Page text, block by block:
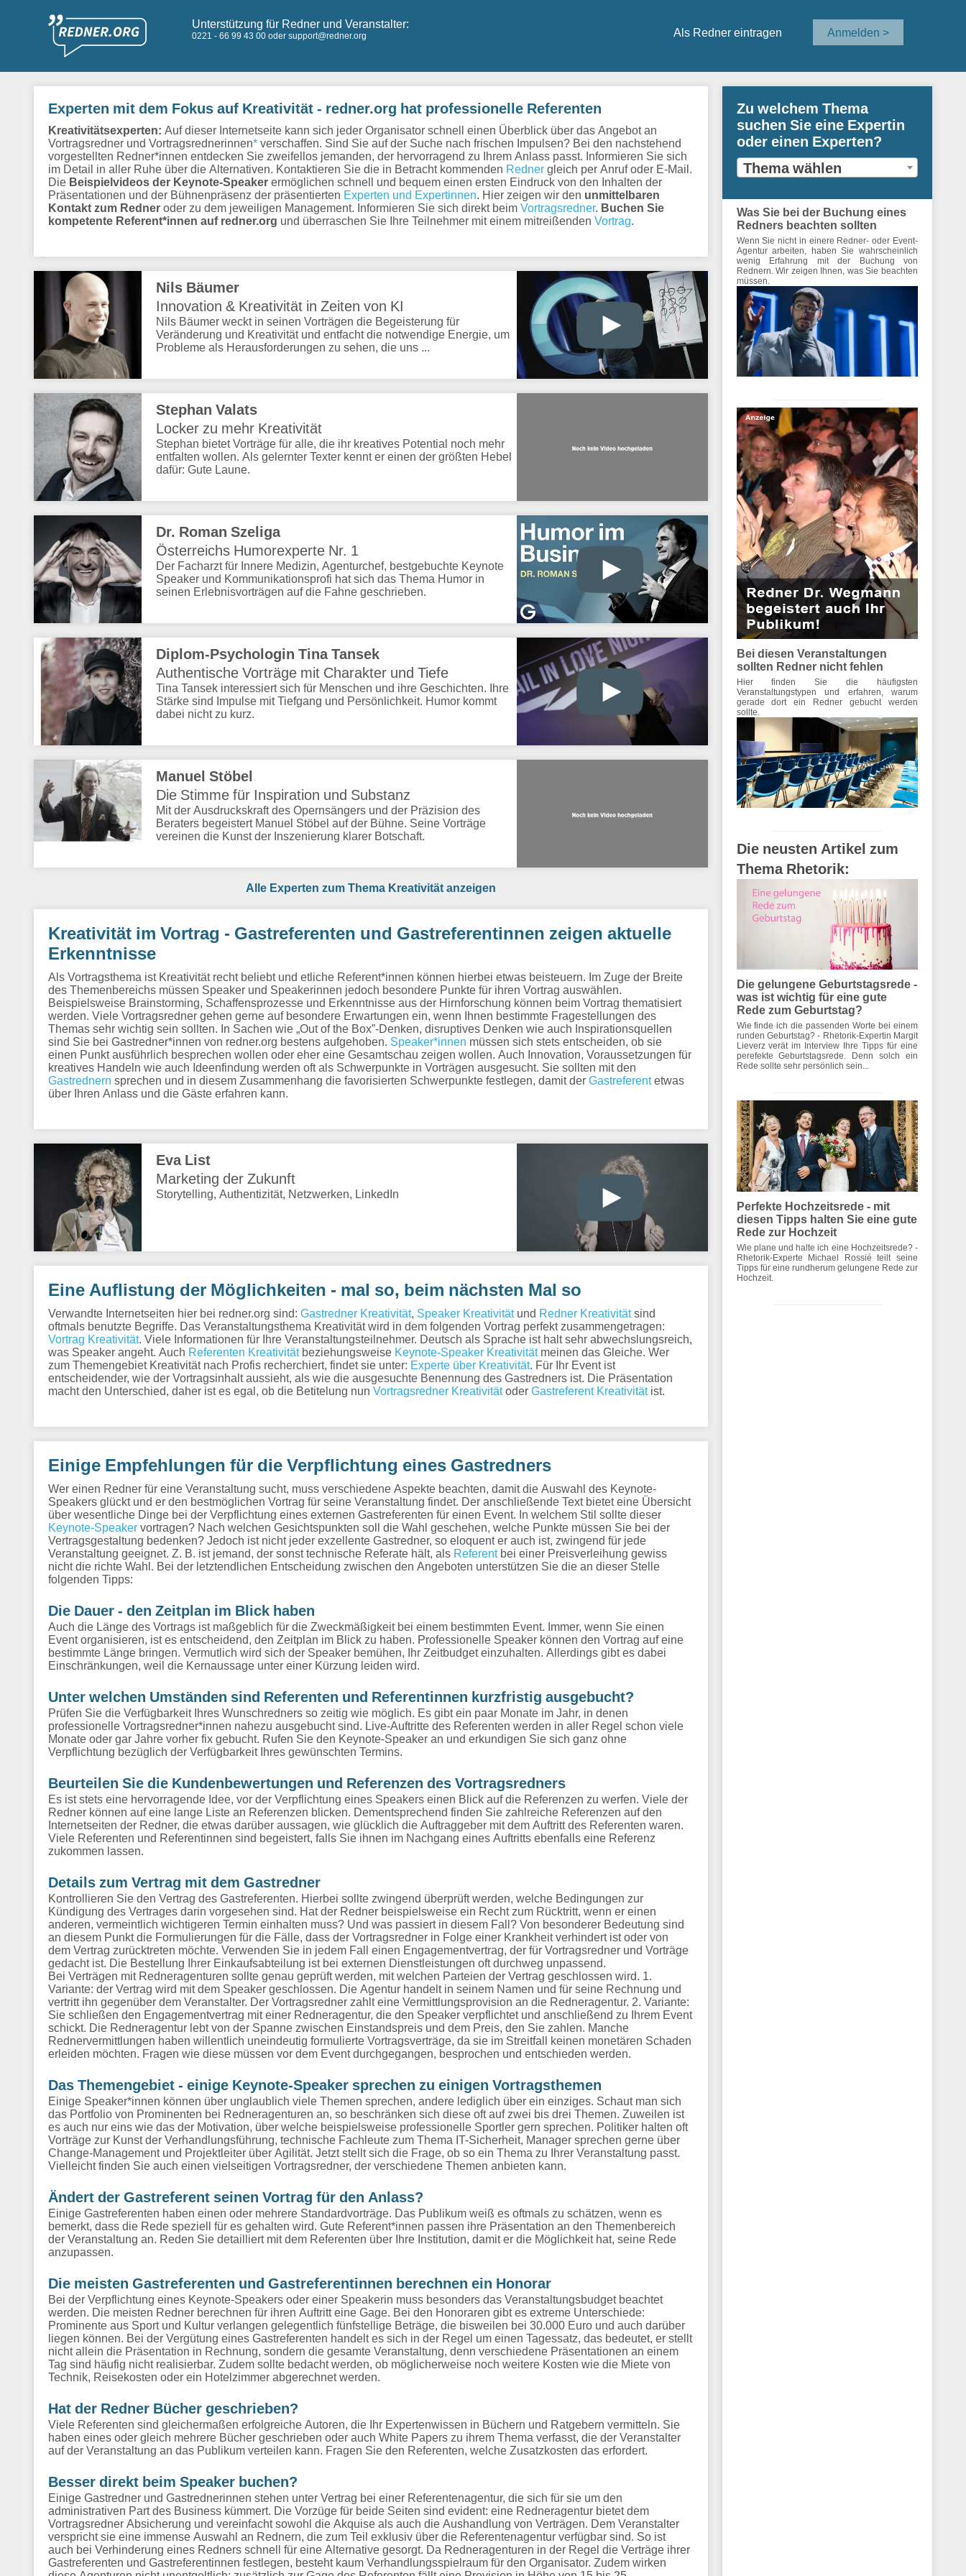
Unterstützung für Redner und Veranstalter:
0221 - 66 99 43 00 oder support@redner.org Als Redner eintragen Anmelden >
Experten mit dem Fokus auf Kreativität - redner.org hat professionelle Referenten
Kreativitätsexperten: Auf dieser Internetseite kann sich jeder Organisator schnell einen Überblick über das Angebot an
Vortragsredner und Vortragsrednerinnen* verschaffen. Sind Sie auf der Suche nach frischen Impulsen? Bei den nachstehend
vorgestellten Redner*innen entdecken Sie zweifellos jemanden, der hervorragend zu Ihrem Anlass passt. Informieren Sie sich
im Detail in aller Ruhe über die Alternativen. Kontaktieren Sie die in Betracht kommenden Redner gleich per Anruf oder E-Mail.
Die Beispielvideos der Keynote-Speaker ermöglichen schnell und bequem einen ersten Eindruck von den Inhalten der
Präsentationen und der Bühnenpräsenz der präsentierten Experten und Expertinnen . Hier zeigen wir den unmittelbaren
Kontakt zum Redner oder zu dem jeweiligen Management. Informieren Sie sich direkt beim Vortragsredner.
Buchen Sie
kompetente Referent*innen auf redner.org und überraschen Sie Ihre Teilnehmer mit einem mitreißenden Vortrag
Nils Bäumer
Innovation & Kreativität in Zeiten von KI
Nils Bäumer weckt in seinen Vorträgen die Begeisterung für
Veränderung und Kreativität und entfacht die notwendige Energie, um
Probleme als Herausforderungen zu sehen, die uns ...
Stephan Valats
Locker zu mehr Kreativität
Stephan bietet Vorträge für alle, die ihr kreatives Potential noch mehr
entfalten wollen. Als gelernter Texter kennt er einen der größten Hebel
dafür: Gute Laune.
Dr. Roman Szeliga
Österreichs Humorexperte Nr. 1
Der Facharzt für Innere Medizin, Agenturchef, bestgebuchte Keynote
Speaker und Kommunikationsprofi hat sich das Thema Humor in
seinen Erlebnisvorträgen auf die Fahne geschrieben.
Diplom-Psychologin Tina Tansek
Authentische Vorträge mit Charakter und Tiefe
Tina Tansek interessiert sich für Menschen und ihre Geschichten. Ihre
Stärke sind Impulse mit Tiefgang und Persönlichkeit. Humor kommt
dabei nicht zu kurz.
Manuel Stöbel
Die Stimme für Inspiration und Substanz
Mit der Ausdruckskraft des Opernsängers und der Präzision des
Beraters begeistert Manuel Stöbel auf der Bühne. Seine Vorträge
vereinen die Kunst der Inszenierung klarer Botschaft.
Alle Experten zum Thema Kreativität anzeigen
Kreativität im Vortrag - Gastreferenten und Gastreferentinnen zeigen aktuelle
Erkenntnisse
Als Vortragsthema ist Kreativität recht beliebt und etliche Referent*innen können hierbei etwas beisteuern. Im Zuge der Breite
des Themenbereichs müssen Speaker und Speakerinnen jedoch besondere Punkte für ihren Vortrag auswählen.
Beispielsweise Brainstorming, Schaffensprozesse und Erkenntnisse aus der Hirnforschung können beim Vortrag thematisiert
werden. Viele Vortragsredner gehen gerne auf besondere Erwartungen ein, wenn Ihnen bestimmte Fragestellungen des
Themas sehr wichtig sein sollten. In Sachen wie „Out of the Box”-Denken, disruptives Denken wie auch Inspirationsquellen
sind Sie bei Gastredner*innen von redner.org bestens aufgehoben. Speaker*innen müssen sich stets entscheiden, ob sie
einen Punkt ausführlich besprechen wollen oder eher eine Gesamtschau zeigen wollen. Auch Innovation, Voraussetzungen für
kreatives Handeln wie auch Ideenfindung werden oft als Schwerpunkte in Vorträgen ausgesucht. Sie sollten mit den
Gastrednern sprechen und in diesem Zusammenhang die favorisierten Schwerpunkte festlegen, damit der Gastreferentetwas
über Ihren Anlass und die Gäste erfahren kann.
Eva List
Marketing der Zukunft
Storytelling, Authentizität, Netzwerken, LinkedIn
Eine Auflistung der Möglichkeiten - mal so, beim nächsten Mal so
Verwandte Internetseiten hier bei redner.org sind: Gastredner Kreativität, Speaker Kreativitätund Redner Kreativitätsind
oftmals benutzte Begriffe. Das Veranstaltungsthema Kreativität wird in dem folgenden Vortrag perfekt zusammengetragen:
Vortrag Kreativität. Viele Informationen für Ihre Veranstaltungsteilnehmer. Deutsch als Sprache ist halt sehr abwechslungsreich,
was Speaker angeht. Auch Referenten Kreativitätbeziehungsweise Keynote-Speaker Kreativitätmeinen das Gleiche. Wer
zum Themengebiet Kreativität nach Profis recherchiert, findet sie unter: Experte über Kreativität. Für Ihr Event ist
entscheidender, wie der Vortragsinhalt aussieht, als wie die ausgesuchte Benennung des Gastredners ist. Die Präsentation
macht den Unterschied, daher ist es egal, ob die Betitelung nun Vortragsredner Kreativitätoder Gastreferent Kreativitätist.
Einige Empfehlungen für die Verpflichtung eines Gastredners
Wer einen Redner für eine Veranstaltung sucht, muss verschiedene Aspekte beachten, damit die Auswahl des Keynote-
Speakers glückt und er den bestmöglichen Vortrag für seine Veranstaltung findet. Der anschließende Text bietet eine Übersicht
über wesentliche Dinge bei der Verpflichtung eines externen Gastreferenten für einen Event. In welchem Stil sollte dieser
Keynote-Speaker vortragen? Nach welchen Gesichtspunkten soll die Wahl geschehen, welche Punkte müssen Sie bei der
Vertragsgestaltung bedenken? Jedoch ist nicht jeder exzellente Gastredner, so eloquent er auch ist, zwingend für jede
Veranstaltung geeignet. Z. B. ist jemand, der sonst technische Referate hält, als Referentbei einer Preisverleihung gewiss
nicht die richte Wahl. Bei der letztendlichen Entscheidung zwischen den Angeboten unterstützen Sie die an dieser Stelle
folgenden Tipps:
Die Dauer - den Zeitplan im Blick haben
Auch die Länge des Vortrags ist maßgeblich für die Zweckmäßigkeit bei einem bestimmten Event. Immer, wenn Sie einen
Event organisieren, ist es entscheidend, den Zeitplan im Blick zu haben. Professionelle Speaker können den Vortrag auf eine
bestimmte Länge bringen. Vermutlich wird sich der Speaker bemühen, Ihr Zeitbudget einzuhalten. Allerdings gibt es dabei
Einschränkungen, weil die Kernaussage unter einer Kürzung leiden wird.
Unter welchen Umständen sind Referenten und Referentinnen kurzfristig ausgebucht?
Prüfen Sie die Verfügbarkeit Ihres Wunschredners so zeitig wie möglich. Es gibt ein paar Monate im Jahr, in denen
professionelle Vortragsredner*innen nahezu ausgebucht sind. Live-Auftritte des Referenten werden in aller Regel schon viele
Monate oder gar Jahre vorher fix gebucht. Rufen Sie den Keynote-Speaker an und erkundigen Sie sich ganz ohne
Verpflichtung bezüglich der Verfügbarkeit Ihres gewünschten Termins.
Beurteilen Sie die Kundenbewertungen und Referenzen des Vortragsredners
Es ist stets eine hervorragende Idee, vor der Verpflichtung eines Speakers einen Blick auf die Referenzen zu werfen. Viele der
Redner können auf eine lange Liste an Referenzen blicken. Dementsprechend finden Sie zahlreiche Referenzen auf den
Internetseiten der Redner, die etwas darüber aussagen, wie glücklich die Auftraggeber mit dem Auftritt des Referenten waren.
Viele Referenten und Referentinnen sind begeistert, falls Sie ihnen im Nachgang eines Auftritts ebenfalls eine Referenz
zukommen lassen.
Details zum Vertrag mit dem Gastredner
Kontrollieren Sie den Vertrag des Gastreferenten. Hierbei sollte zwingend überprüft werden, welche Bedingungen zur
Kündigung des Vertrages darin vorgesehen sind. Hat der Redner beispielsweise ein Recht zum Rücktritt, wenn er einen
anderen, vermeintlich wichtigeren Termin einhalten muss? Und was passiert in diesem Fall? Von besonderer Bedeutung sind
an diesem Punkt die Formulierungen für die Fälle, dass der Vortragsredner in Folge einer Krankheit verhindert ist oder von
dem Vertrag zurücktreten möchte. Verwenden Sie in jedem Fall einen Engagementvertrag, der für Vortragsredner und Vorträge
gedacht ist. Die Bestellung Ihrer Einkaufsabteilung ist bei externen Dienstleistungen oft durchweg unpassend.
Bei Verträgen mit Redneragenturen sollte genau geprüft werden, mit welchen Parteien der Vertrag geschlossen wird. 1.
Variante: der Vertrag wird mit dem Speaker geschlossen. Die Agentur handelt in seinem Namen und für seine Rechnung und
vertritt ihn gegenüber dem Veranstalter. Der Vortragsredner zahlt eine Vermittlungsprovision an die Redneragentur. 2. Variante:
Sie schließen den Engagementvertrag mit einer Redneragentur, die den Speaker verpflichtet und anschließend zu Ihrem Event
schickt. Die Redneragentur lebt von der Spanne zwischen Einstandspreis und dem Preis, den Sie zahlen. Manche
Rednervermittlungen haben willentlich uneindeutig formulierte Vortragsverträge, da sie im Streitfall keinen monetären Schaden
erleiden möchten. Fragen wie diese müssen vor dem Event durchgegangen, besprochen und entschieden werden.
Das Themengebiet - einige Keynote-Speaker sprechen zu einigen Vortragsthemen
Einige Speaker*innen können über unglaublich viele Themen sprechen, andere lediglich über ein einziges. Schaut man sich
das Portfolio von Prominenten bei Redneragenturen an, so beschränken sich diese oft auf zwei bis drei Themen. Zuweilen ist
es auch nur eins wie das der Motivation, über welche beispielsweise professionelle Sportler gern sprechen. Politiker halten oft
Vorträge zur Kunst der Verhandlungsführung, technische Fachleute zum Thema IT-Sicherheit, Manager sprechen gerne über
Change-Management und Projektleiter über Agilität. Jetzt stellt sich die Frage, ob so ein Thema zu Ihrer Veranstaltung passt.
Vielleicht finden Sie auch einen vielseitigen Vortragsredner, der verschiedene Themen anbieten kann.
Ändert der Gastreferent seinen Vortrag für den Anlass?
Einige Gastreferenten haben einen oder mehrere Standardvorträge. Das Publikum weiß es oftmals zu schätzen, wenn es
bemerkt, dass die Rede speziell für es gehalten wird. Gute Referent*innen passen ihre Präsentation an den Themenbereich
der Veranstaltung an. Reden Sie detailliert mit dem Referenten über Ihre Institution, damit er die Möglichkeit hat, seine Rede
anzupassen.
Die meisten Gastreferenten und Gastreferentinnen berechnen ein Honorar
Bei der Verpflichtung eines Keynote-Speakers oder einer Speakerin muss besonders das Veranstaltungsbudget beachtet
werden. Die meisten Redner berechnen für ihren Auftritt eine Gage. Bei den Honoraren gibt es extreme Unterschiede:
Prominente aus Sport und Kultur verlangen gelegentlich fünfstellige Beträge, die bisweilen bei 30.000 Euro und auch darüber
liegen können. Bei der Vergütung eines Gastreferenten handelt es sich in der Regel um einen Tagessatz, das bedeutet, er stellt
nicht allein die Präsentation in Rechnung, sondern die gesamte Veranstaltung, denn verschiedene Präsentationen an einem
Tag sind häufig nicht realisierbar. Zudem sollte bedacht werden, ob möglicherweise noch weitere Kosten wie die Miete von
Technik, Reisekosten oder ein Hotelzimmer abgerechnet werden.
Hat der Redner Bücher geschrieben?
Viele Referenten sind gleichermaßen erfolgreiche Autoren, die Ihr Expertenwissen in Büchern und Ratgebern vermitteln. Sie
haben eines oder gleich mehrere Bücher geschrieben oder auch White Papers zu ihrem Thema verfasst, die der Veranstalter
auf der Veranstaltung an das Publikum verteilen kann. Fragen Sie den Referenten, welche Zusatzkosten das erfordert.
Besser direkt beim Speaker buchen?
Einige Gastredner und Gastrednerinnen stehen unter Vertrag bei einer Referentenagentur, die sich für sie um den
administrativen Part des Business kümmert. Die Vorzüge für beide Seiten sind evident: eine Redneragentur bietet dem
Vortragsredner Absicherung und vereinfacht sowohl die Akquise als auch die Aushandlung von Verträgen. Dem Veranstalter
verspricht sie eine immense Auswahl an Rednern, die zum Teil exklusiv über die Referentenagentur verfügbar sind. So ist
auch bei Verhinderung eines Redners schnell für eine Alternative gesorgt. Da Redneragenturen in der Regel die Verträge ihrer
Gastreferenten und Gastreferentinnen festlegen, besteht kaum Verhandlungsspielraum für den Organisator. Zudem wirken
Zu welchem Thema
suchen Sie eine Expertin
oder einen Experten?
Thema wählen
Was Sie bei der Buchung eines
Redners beachten sollten
Wenn Sie nicht in einere Redner- oder Event-
Agentur arbeiten, haben Sie wahrscheinlich
wenig Erfahrung mit der Buchung von
Rednern. Wir zeigen Ihnen, was Sie beachten
müssen.
Bei diesen Veranstaltungen
sollten Redner nicht fehlen
Hier finden Sie die häufigsten
Veranstaltungstypen und erfahren, warum
gerade dort ein Redner gebucht werden
sollte.
Die neusten Artikel zum
Thema Rhetorik:
Die gelungene Geburtstagsrede -
was ist wichtig für eine gute
Rede zum Geburtstag?
Wie finde ich die passenden Worte bei einem
runden Geburtstag? - Rhetorik-Expertin Margit
Lieverz verät im Interview Ihre Tipps für eine
perefekte Geburtstagsrede. Denn solch ein
Rede sollte sehr persönlich sein...
Perfekte Hochzeitsrede - mit
diesen Tipps halten Sie eine gute
Rede zur Hochzeit
Wie plane und halte ich eine Hochzeitsrede? -
Rhetorik-Experte Michael Rossié teilt seine
Tipps für eine rundherum gelungene Rede zur
Hochzeit.